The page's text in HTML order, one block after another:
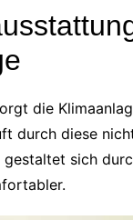
die
durch diese
sich